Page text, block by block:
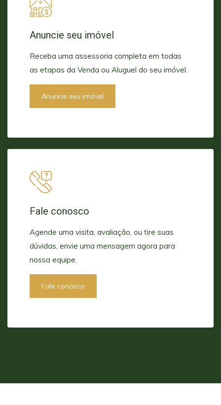
Anuncie seu imóvel
Receba uma assessoria completa em todas
as etapas da Venda ou Aluguel do seu imóvel.
Anuncie seu imóvel
Fale conosco
Agende uma visita, avaliação, ou tire suas
dúvidas, envie uma mensagem agora para
nossa equipe.
Fale conosco